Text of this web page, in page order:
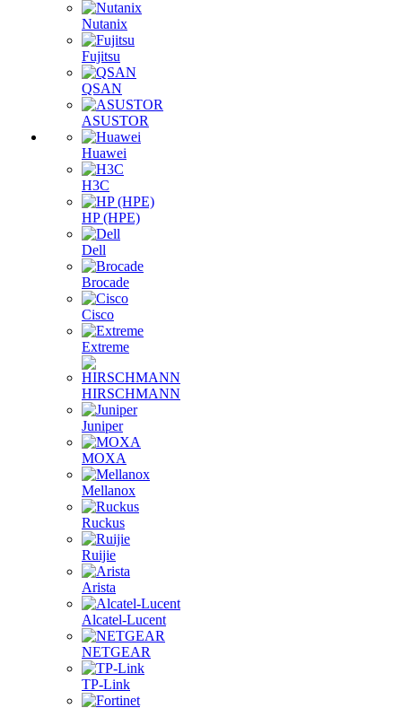
Nutanix
Fujitsu
QSAN
ASUSTOR
Huawei
H3C
HP (HPE)
Dell
Brocade
Cisco
Extreme
HIRSCHMANN
Juniper
MOXA
Mellanox
Ruckus
Ruijie
Arista
Alcatel-Lucent
NETGEAR
TP-Link